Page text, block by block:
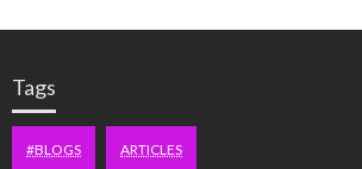
Tags
#BLOGS ARTICLES